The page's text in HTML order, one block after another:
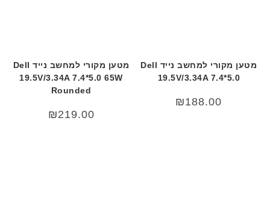
מטען מקורי למחשב נייד Dell
19.5V/3.34A 7.4*5.0
₪188.00
מטען מקורי למחשב נייד Dell
19.5V/3.34A 7.4*5.0 65W
Rounded
₪219.00